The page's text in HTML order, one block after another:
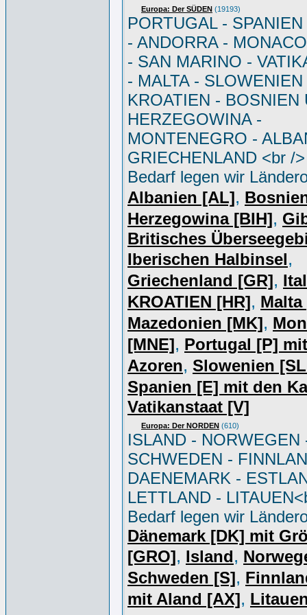
Europa: Der SÜDEN (19193)
PORTUGAL -
- ANDORRA -
- SAN MARINO -
- MALTA - SLOWENIEN
KROATIEN - BOSNIEN
HERZEGOWINA -
MONTENEGRO -
GRIECHENLAND <br /
Bedarf legen wir
Albanien [AL],
Herzegowina [BIH],
Britisches
Iberischen Halbinsel,
Griechenland [GR],
KROATIEN [HR], Malta
Mazedonien [MK],
[MNE], Portugal [P]
Azoren, Slowenien
Spanien [E] mit den
Vatikanstaat [V]
Europa: Der NORDEN (610)
ISLAND - NORWEGEN
SCHWEDEN -
DAENEMARK -
LETTLAND -
Bedarf legen wir
Dänemark [DK] mit
[GRO], Island,
Schweden [S],
mit Aland [AX],